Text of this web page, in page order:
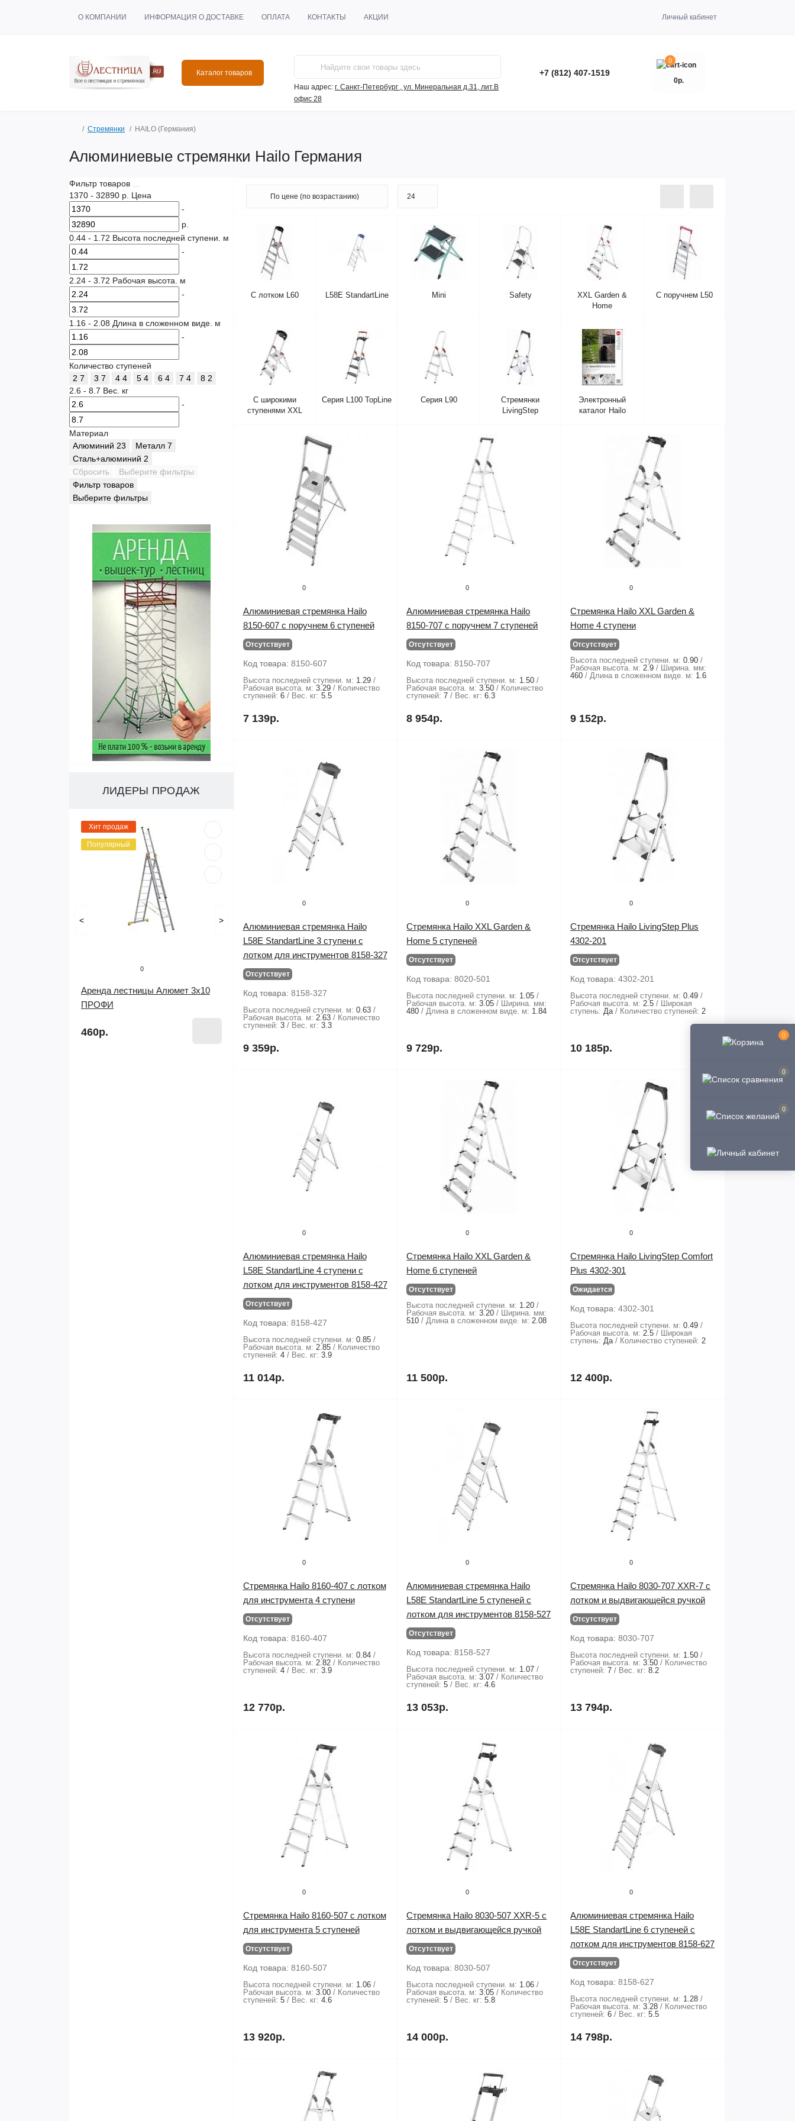
0
0
0
О КОМПАНИИ ИНФОРМАЦИЯ О ДОСТАВКЕ ОПЛАТА КОНТАКТЫ АКЦИИ Личный кабинет
Каталог товаров
Наш адрес: г. Санкт-Петербург , ул. Минеральная д.31, лит.В
офис 28
+7 (812) 407-1519
0
0р.
Стремянки HAILO (Германия)
Алюминиевые стремянки Hailo Германия
Фильтр товаров
1370 - 32890 р. Цена
-
р.
0.44 - 1.72 Высота последней ступени. м
-
2.24 - 3.72 Рабочая высота. м
-
1.16 - 2.08 Длина в сложенном виде. м
-
Количество ступеней
2 7 3 7 4 4 5 4 6 4 7 4 8 2
2.6 - 8.7 Вес. кг
-
Материал
Алюминий 23 Металл 7
Сталь+алюминий 2
Сбросить
Выберите фильтры
Фильтр товаров
Выберите фильтры
ЛИДЕРЫ ПРОДАЖ
Хит продаж
Популярный
0
Аренда лестницы Алюмет 3х10
ПРОФИ
460р.
< >
C лотком L60 L58E StandartLine Mini Safety
XXL Garden &
Home
С поручнем L50
С широкими
ступенями XXL
Серия L100 TopLine Серия L90
Стремянки
LivingStep
Электронный
каталог Hailo
0
Алюминиевая стремянка Hailo
8150-607 с поручнем 6 ступеней
Отсутствует
Код товара: 8150-607
Высота последней ступени. м: 1.29
Рабочая высота. м: 3.29
Количество
ступеней: 6 Вес. кг: 5.5
7 139р.
0
Алюминиевая стремянка Hailo
8150-707 с поручнем 7 ступеней
Отсутствует
Код товара:8150-707
Высота последней ступени. м: 1.50
Рабочая высота. м: 3.50
Количество
ступеней: 7 Вес. кг: 6.3
8 954р.
0
Стремянка Hailo XXL Garden &
Home 4 ступени
Отсутствует
Высота последней ступени. м: 0.90
Рабочая высота. м: 2.9
Ширина. мм:
460
Длина в сложенном виде. м: 1.6
9 152р.
0
Алюминиевая стремянка Hailo
L58E StandartLine 3 ступени с
лотком для инструментов 8158-327
Отсутствует
Код товара: 8158-327
Высота последней ступени. м: 0.63
Рабочая высота. м: 2.63
Количество
ступеней: 3 Вес. кг: 3.3
9 359р.
0
Стремянка Hailo XXL Garden &
Home 5 ступеней
Отсутствует
Код товара:8020-501
Высота последней ступени. м: 1.05
Рабочая высота. м: 3.05
Ширина. мм:
480
Длина в сложенном виде. м: 1.84
9 729р.
0
Стремянка Hailo LivingStep Plus
4302-201
Отсутствует
Код товара:4302-201
Высота последней ступени. м: 0.49
Рабочая высота. м: 2.5
Широкая
ступень: Да Количество ступеней: 2
10 185р.
0
Алюминиевая стремянка Hailo
L58E StandartLine 4 ступени с
лотком для инструментов 8158-427
Отсутствует
Код товара: 8158-427
Высота последней ступени. м: 0.85
Рабочая высота. м: 2.85
Количество
ступеней: 4 Вес. кг: 3.9
11 014р.
0
Стремянка Hailo XXL Garden &
Home 6 ступеней
Отсутствует
Высота последней ступени. м: 1.20
Рабочая высота. м: 3.20
Ширина. мм:
510
Длина в сложенном виде. м: 2.08
11 500р.
0
Стремянка Hailo LivingStep Comfort
Plus 4302-301
Ожидается
Код товара:4302-301
Высота последней ступени. м: 0.49
Рабочая высота. м: 2.5
Широкая
ступень: Да Количество ступеней: 2
12 400р.
0
Стремянка Hailo 8160-407 с лотком
для инструмента 4 ступени
Отсутствует
Код товара: 8160-407
Высота последней ступени. м: 0.84
Рабочая высота. м: 2.82
Количество
ступеней: 4 Вес. кг: 3.9
12 770р.
0
Алюминиевая стремянка Hailo
L58E StandartLine 5 ступеней с
лотком для инструментов 8158-527
Отсутствует
Код товара:8158-527
Высота последней ступени. м: 1.07
Рабочая высота. м: 3.07
Количество
ступеней: 5 Вес. кг: 4.6
13 053р.
0
Стремянка Hailo 8030-707 XXR-7 с
лотком и выдвигающейся ручкой
Отсутствует
Код товара:8030-707
Высота последней ступени. м: 1.50
Рабочая высота. м: 3.50
Количество
ступеней: 7 Вес. кг: 8.2
13 794р.
0
Стремянка Hailo 8160-507 с лотком
для инструмента 5 ступеней
Отсутствует
Код товара: 8160-507
Высота последней ступени. м: 1.06
Рабочая высота. м: 3.00
Количество
ступеней: 5 Вес. кг: 4.6
13 920р.
0
Стремянка Hailo 8030-507 XXR-5 с
лотком и выдвигающейся ручкой
Отсутствует
Код товара:8030-507
Высота последней ступени. м: 1.06
Рабочая высота. м: 3.05
Количество
ступеней: 5 Вес. кг: 5.8
14 000р.
0
Алюминиевая стремянка Hailo
L58E StandartLine 6 ступеней с
лотком для инструментов 8158-627
Отсутствует
Код товара:8158-627
Высота последней ступени. м: 1.28
Рабочая высота. м: 3.28
Количество
ступеней: 6 Вес. кг: 5.5
14 798р.